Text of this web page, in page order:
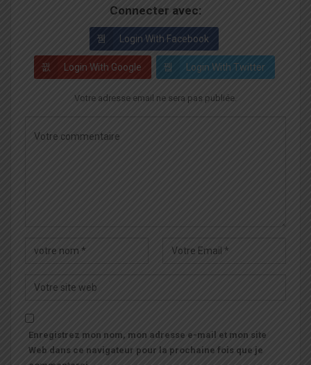
Connecter avec:
Login With Facebook
Login With Google Login With Twitter
Votre adresse email ne sera pas publiée.
Enregistrez mon nom, mon adresse e-mail et mon site
Web dans ce navigateur pour la prochaine fois que je